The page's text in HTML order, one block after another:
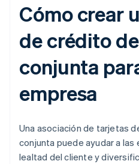
Cómo crear
de crédito
conjunta
empresa
Una asociación de tarjetas
conjunta puede ayudar a las
lealtad del cliente y